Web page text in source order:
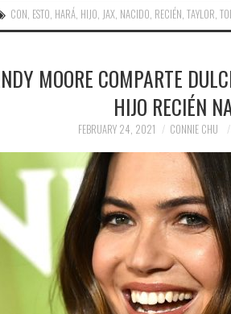
CON ESTO HARÁ HIJO JAX NACIDO RECIÉN ,TAYLOR ,
MOORE COMPARTE
HIJO RECIÉN
FEBRUARY 24, 2021 CONNIE CHU